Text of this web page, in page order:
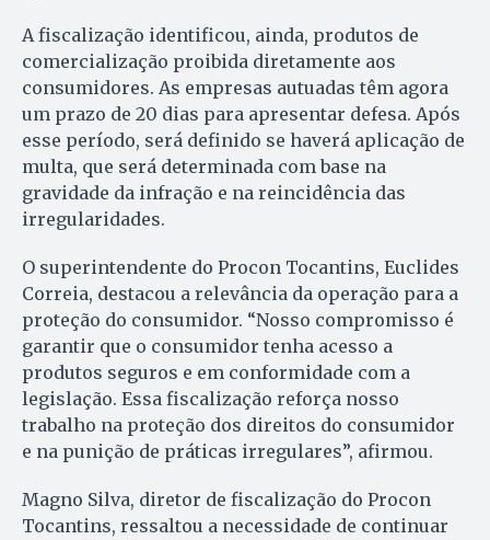
A fiscalização identificou, ainda, produtos de
comercialização proibida diretamente aos
consumidores. As empresas autuadas têm agora
um prazo de 20 dias para apresentar defesa. Após
esse período, será definido se haverá aplicação de
multa, que será determinada com base na
gravidade da infração e na reincidência das
irregularidades.
O superintendente do Procon Tocantins, Euclides
Correia, destacou a relevância da operação para a
proteção do consumidor. “Nosso compromisso é
garantir que o consumidor tenha acesso a
produtos seguros e em conformidade com a
legislação. Essa fiscalização reforça nosso
trabalho na proteção dos direitos do consumidor
e na punição de práticas irregulares”, afirmou.
Magno Silva, diretor de fiscalização do Procon
Tocantins, ressaltou a necessidade de continuar